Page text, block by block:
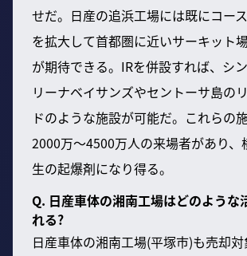
せだ。日産の追浜工場には既にコー
を拡大して首都圏に近いサーキット
が期待できる。IRを併設すれば、シ
リーナベイサンズやセントーサ島の
ドのような施設が可能だ。これらの
2000万〜4500万人の来場者があり、
生の起爆剤になり得る。
Q. 日産車体の湘南工場はどのような
れる?
日産車体の湘南工場(平塚市)も売却